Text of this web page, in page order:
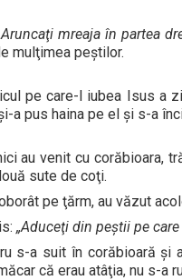
mreaja în partea
mulţimea peştilor.
pe care-l iubea Isus a
a pus haina pe el şi s-a
au venit cu corăbioara,
sute de coţi.
pe ţărm, au văzut
„Aduceţi din peştii pe
s-a suit în corăbioară şi
că erau atâţia, nu s-a